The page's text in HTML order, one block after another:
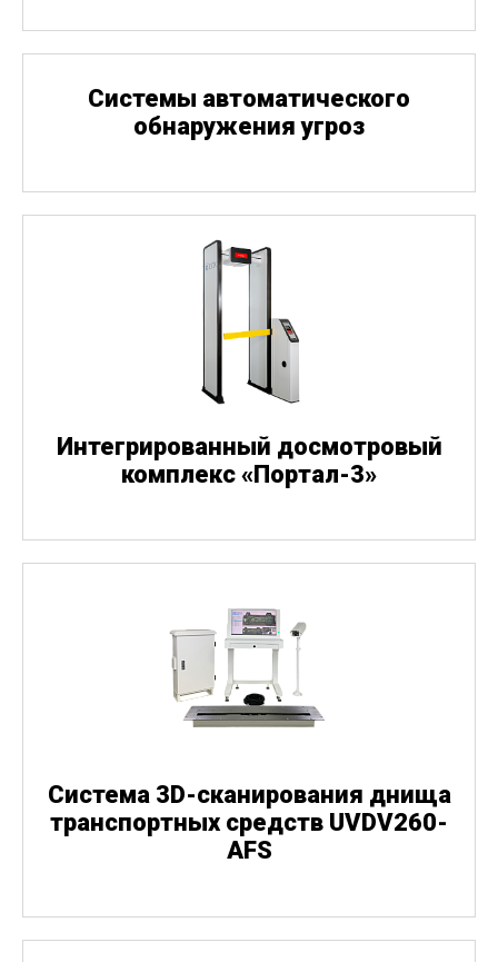
Cистемы автоматического
обнаружения угроз
Интегрированный досмотровый
комплекс «Портал-3»
Система 3D-сканирования днища
транспортных средств UVDV260-
AFS